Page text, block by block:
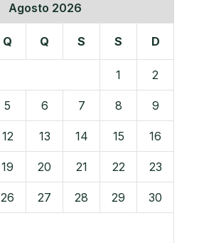
Agosto 2026
Q Q S S D
1 2
5 6 7 8 9
12 13 14 15 16
19 20 21 22 23
26 27 28 29 30